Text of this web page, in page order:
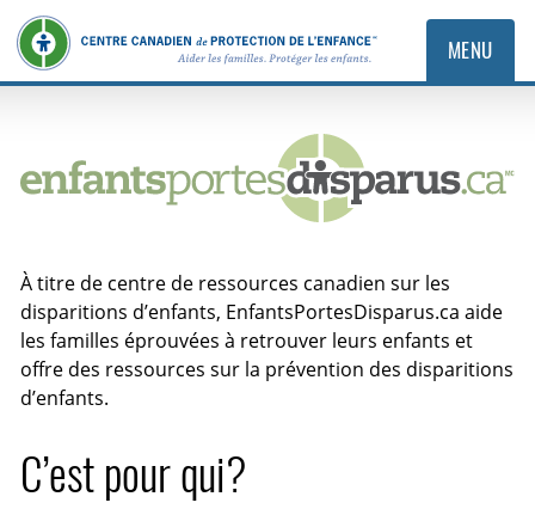
MENU
EnfantsPortesDisparus.ca
À titre de centre de ressources canadien sur les
disparitions d’enfants, EnfantsPortesDisparus.ca aide
les familles éprouvées à retrouver leurs enfants et
offre des ressources sur la prévention des disparitions
d’enfants.
C’est pour qui?